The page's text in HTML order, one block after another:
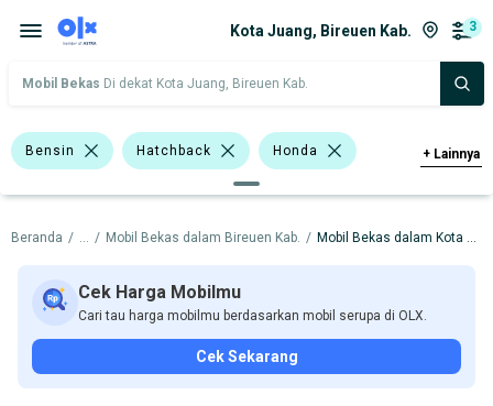
Kota Juang, Bireuen Kab. 3
Mobil Bekas Di dekat Kota Juang, Bireuen Kab.
Bensin Hatchback Honda
Harga Merek Dan Model Tahun
Tipe Bodi Tipe Membership
+ Lainnya
Beranda / ... / Mobil Bekas dalam Bireuen Kab. / Mobil Bekas dalam Kota Juang
Cek Harga Mobilmu
Cari tau harga mobilmu berdasarkan mobil serupa di OLX.
Cek Sekarang